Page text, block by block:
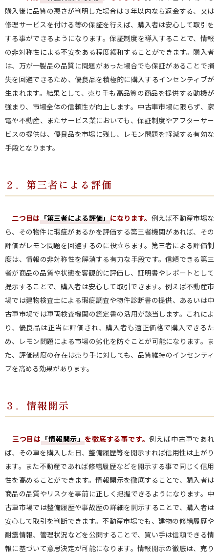
購入後に品質の悪さが判明した場合は３年以内なら返金する、又は
修理サービスを付ける等の保証を行えば、購入者は安心して取引を
する事ができるようになります。保証制度を導入することで、情報
の非対称性による不安をある程度緩和することができます。購入者
は、万が一製品の品質に問題があった場合でも保証があることで損
失を回避できるため、優良品を積極的に購入するインセンティブが
生まれます。結果として、売り手も高品質の商品を提供する動機が
強まり、市場全体の信頼性が向上します。中古車市場に限らず、家
電や不動産、またサービス業においても、保証制度やアフターサー
ビスの提供は、優良品を市場に残し、レモン問題を軽減する有効な
手段となります。
２．第三者による評価
二つ目は「第三者による評価」になります。 例えば不動産市場な
ら、その物件に瑕疵があるかを評価する第三者機関があれば、その
評価がレモン問題を回避するのに役立ちます。第三者による評価制
度は、情報の非対称性を解消する有力な手段です。信頼できる第三
者が商品の品質や状態を客観的に評価し、証明書やレポートとして
提示することで、購入者は安心して取引できます。例えば不動産市
場では建物検査士による瑕疵調査や物件診断書の提供、あるいは中
古車市場では車両検査機関の鑑定書の活用が該当します。これによ
り、優良品は正当に評価され、購入者も適正価格で購入できるた
め、レモン問題による市場の劣化を防ぐことが可能になります。ま
た、評価制度の存在は売り手に対しても、品質維持のインセンティ
ブを高める効果があります。
３．情報開示
三つ目は「情報開示」を徹底する事です。例えば中古車であれ
ば、その車を購入した日、整備履歴等を開示すれば信用性は上がり
ます。また不動産であれば修繕履歴などを開示する事で同じく信用
性を高めることができます。情報開示を徹底することで、購入者は
商品の品質やリスクを事前に正しく把握できるようになります。中
古車市場では整備履歴や事故歴の詳細を開示することで、購入者は
安心して取引を判断できます。不動産市場でも、建物の修繕履歴や
耐震情報、管理状況などを公開することで、買い手は信頼できる情
報に基づいて意思決定が可能になります。情報開示の徹底は、売り